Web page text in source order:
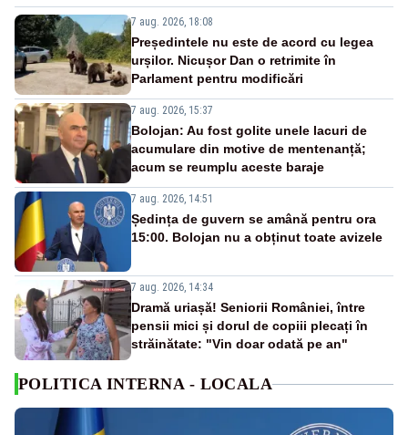
7 aug. 2026, 18:08
Președintele nu este de acord cu legea
urșilor. Nicușor Dan o retrimite în
Parlament pentru modificări
7 aug. 2026, 15:37
Bolojan: Au fost golite unele lacuri de
acumulare din motive de mentenanță;
acum se reumplu aceste baraje
7 aug. 2026, 14:51
Ședința de guvern se amână pentru ora
15:00. Bolojan nu a obținut toate avizele
7 aug. 2026, 14:34
Dramă uriașă! Seniorii României, între
pensii mici și dorul de copiii plecați în
străinătate: "Vin doar odată pe an"
POLITICA INTERNA - LOCALA